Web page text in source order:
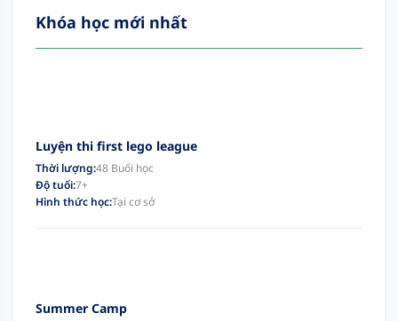
Khóa học mới nhất
Luyện thi first lego league
Thời lượng:48 Buổi học
Độ tuổi:7+
Hình thức học:Tại cơ sở
Summer Camp